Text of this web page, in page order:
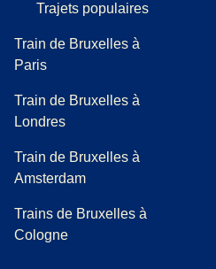
Trajets populaires
Train de Bruxelles à
Paris
Train de Bruxelles à
Londres
Train de Bruxelles à
Amsterdam
Trains de Bruxelles à
Cologne